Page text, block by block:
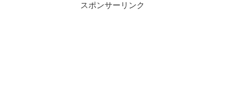
スポンサーリンク